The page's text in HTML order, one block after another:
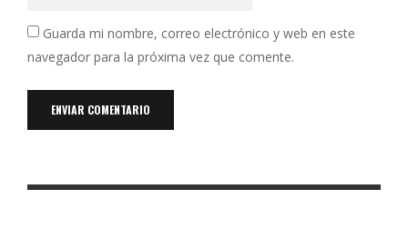
Guarda mi nombre, correo electrónico y web en este
navegador para la próxima vez que comente.